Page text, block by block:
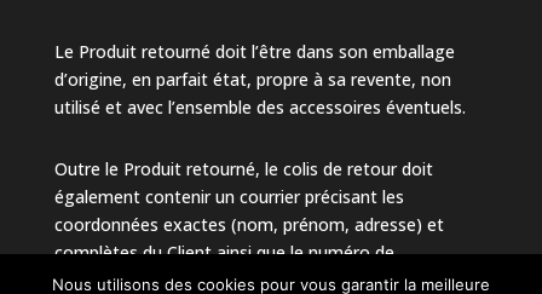
Le Produit retourné doit l’être dans son emballage
d’origine, en parfait état, propre à sa revente, non
utilisé et avec l’ensemble des accessoires éventuels.
Outre le Produit retourné, le colis de retour doit
également contenir un courrier précisant les
coordonnées exactes (nom, prénom, adresse) et
complètes du Client ainsi que le numéro de
commande, et la facture originale d’achat.
Nous utilisons des cookies pour vous garantir la meilleure